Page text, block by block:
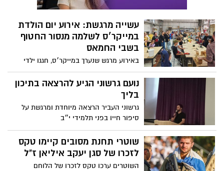
עשייה מרגשת: אירוע יום הולדת
במייקר׳ס לשלמה מנסור החטוף
בשבי החמאס
באירוע מרגש שנערך במייקר׳ס, חגגו ילדי
קיבוץ כיסופים לשלמה מנסור, החטוף המבוגר
ביותר
נועם גרשוני הגיע להרצאה בתיכון
בליך
גרשוני העביר הרצאה מיוחדת ומרגשת על
סיפור חייו בפני תלמידי י״ב
שוטרי תחנת מסובים קיימו טקס
לזכרו של סגן יעקב איליאן ז"ל
השוטרים ערכו טקס לזכרו של הלוחם